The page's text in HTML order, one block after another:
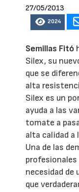
27/05/2013
2024
Semillas Fitó
Silex, su
que se
alta
Silex es un
ayuda a las
tomate a
alta calidad a
Una de las
profesionales
necesidad
que